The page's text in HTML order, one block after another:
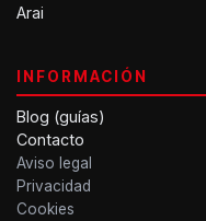
Arai
INFORMACIÓN
Blog (guías)
Contacto
Aviso legal
Privacidad
Cookies